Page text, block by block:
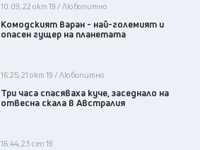
10:09, 22 окт 19 / Любопитно
Комодският варан - най-големият и
опасен гущер на планетата
16:25, 21 окт 19 / Любопитно
Три часа спасяваха куче, заседнало на
отвесна скала в Австралия
16:44, 23 сеп 19